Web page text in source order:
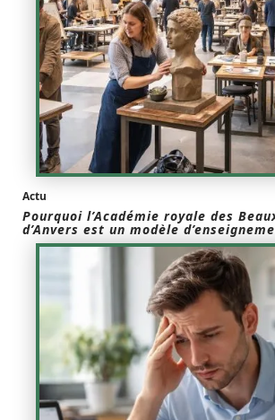
Actu
Pourquoi l’Académie royale des
d’Anvers est un modèle